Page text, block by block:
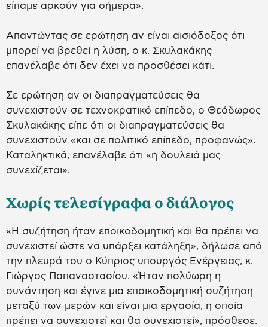
είπαμε αρκούν για σήμερα».
Απαντώντας σε ερώτηση αν είναι αισιόδοξος ότι
μπορεί να βρεθεί η λύση, ο κ. Σκυλακάκης
επανέλαβε ότι δεν έχει να προσθέσει κάτι.
Σε ερώτηση αν οι διαπραγματεύσεις θα
συνεχιστούν σε τεχνοκρατικό επίπεδο, ο Θεόδωρος
Σκυλακάκης είπε ότι οι διαπραγματεύσεις θα
συνεχιστούν «και σε πολιτικό επίπεδο, προφανώς».
Καταληκτικά, επανέλαβε ότι «η δουλειά μας
συνεχίζεται».
Χωρίς τελεσίγραφα ο διάλογος
«Η συζήτηση ήταν εποικοδομητική και θα πρέπει να
συνεχιστεί ώστε να υπάρξει κατάληξη», δήλωσε από
την πλευρά του ο Κύπριος υπουργός Ενέργειας, κ.
Γιώργος Παπαναστασίου. «Ήταν πολύωρη η
συνάντηση και έγινε μια εποικοδομητική συζήτηση
μεταξύ των μερών και είναι μια εργασία, η οποία
πρέπει να συνεχιστεί και θα συνεχιστεί», πρόσθεσε.